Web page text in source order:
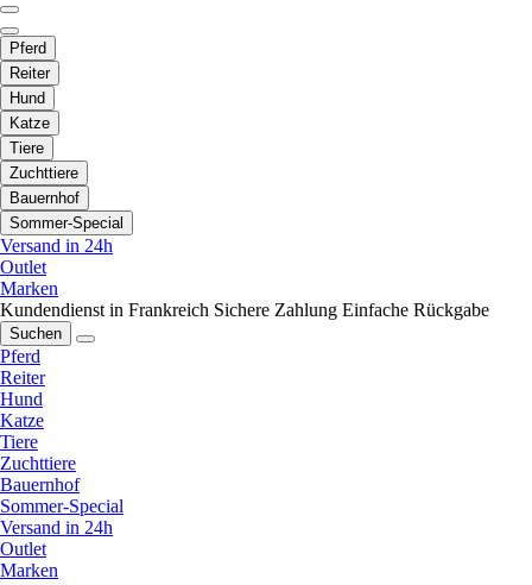
Pferd
Reiter
Hund
Katze
Tiere
Zuchttiere
Bauernhof
Sommer-Special
Versand in 24h
Outlet
Marken
Kundendienst in Frankreich Sichere Zahlung Einfache Rückgabe
Suchen
Pferd
Reiter
Hund
Katze
Tiere
Zuchttiere
Bauernhof
Sommer-Special
Versand in 24h
Outlet
Marken